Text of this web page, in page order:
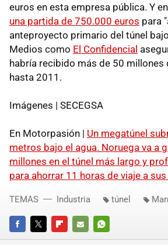
euros en esta empresa pública. Y
una partida de 750.000 euros para
anteproyecto primario del túnel
Medios como El Confidencial
habría recibido más de 50 millones
hasta 2011.
Imágenes | SECEGSA
En Motorpasión | Un megatúnel
metros bajo el agua. Noruega va a
millones en el túnel más largo y
para ahorrar 11 horas de viaje a
FACEBOOKTWITTERFLIPBOARD
E-
WHATSAPP
TEMAS Industria túnel